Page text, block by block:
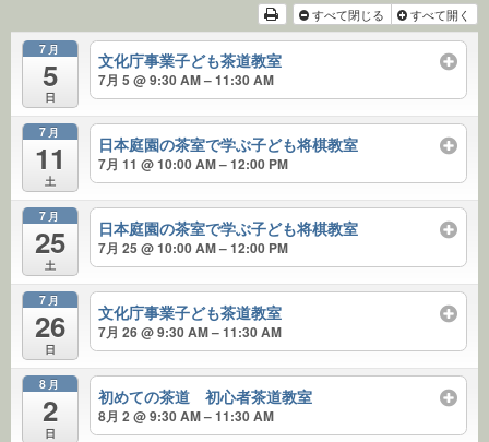
すべて閉じる すべて開く
7月
5
日
文化庁事業子ども茶道教室
7月 5 @ 9:30 AM – 11:30 AM
7月
11
土
日本庭園の茶室で学ぶ子ども将棋教室
7月 11 @ 10:00 AM – 12:00 PM
7月
25
土
日本庭園の茶室で学ぶ子ども将棋教室
7月 25 @ 10:00 AM – 12:00 PM
7月
26
日
文化庁事業子ども茶道教室
7月 26 @ 9:30 AM – 11:30 AM
8月
2
日
初めての茶道 初心者茶道教室
8月 2 @ 9:30 AM – 11:30 AM